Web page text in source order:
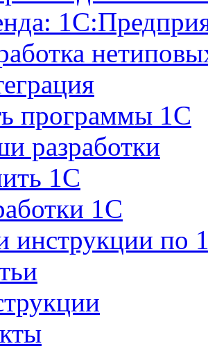
программы 1С
разработки
1С
1С
инструкции по